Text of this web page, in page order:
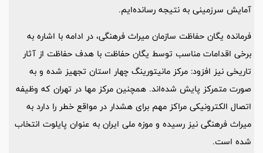
آمایش سرزمینی به نتیجه رسانده‌ایم.
فرمانده یگان حفاظت سازمان میراث فرهنگی، در ادامه با اشاره به
برخی اقدامات مناسب توسط یگان حفاظت با هدف حفاظت از آثار
تاریخی نیز افزود: مرکز مانیتورینگ چهار استان تجهیز شده و به
صورت متمرکز پایش شده‌اند. همچنین مرکز مها در تهران که وظیفه
اتصال الکترونیکی مراکز مهم برای هشدار در مواقع خطر را دارد به
میراث فرهنگی نیز رسیده و موزه ملی ایران به عنوان پایلوت انتخاب
شده است.